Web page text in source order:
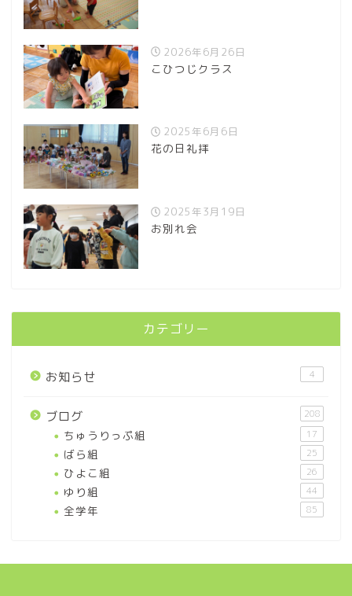
2026年6月26日
こひつじクラス
2025年6月6日
花の日礼拝
2025年3月19日
お別れ会
カテゴリー
お知らせ 4
ブログ 208
ちゅうりっぷ組 17
ばら組 25
ひよこ組 26
ゆり組 44
全学年 85